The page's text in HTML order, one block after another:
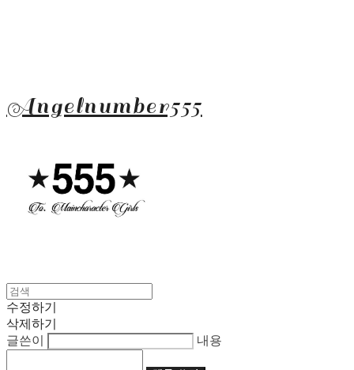
Angelnumber555
수정하기
삭제하기
글쓴이
내용